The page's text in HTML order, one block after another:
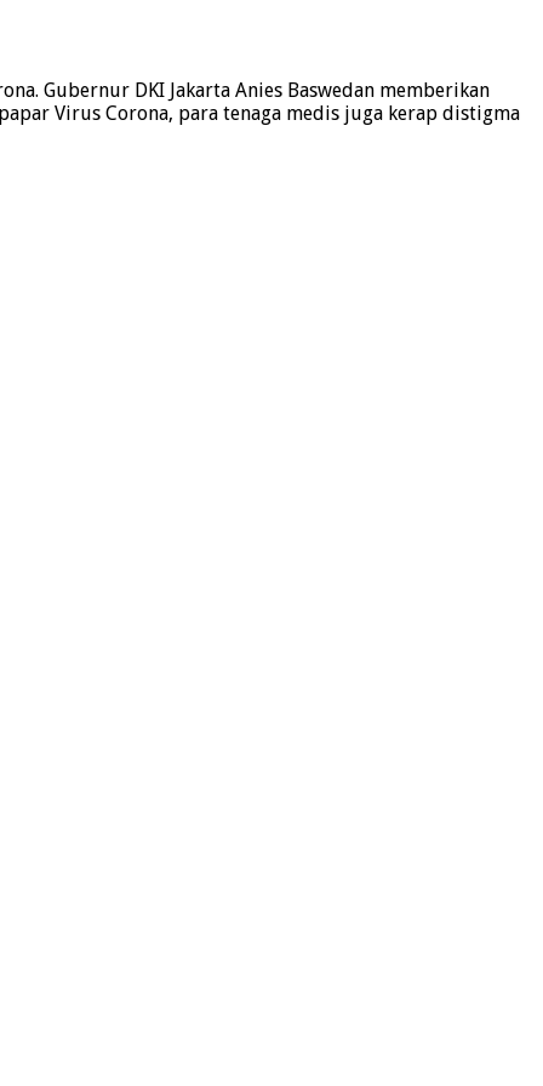
Gubernur DKI Jakarta Anies Baswedan memberikan
Virus Corona, para tenaga medis juga kerap distigma